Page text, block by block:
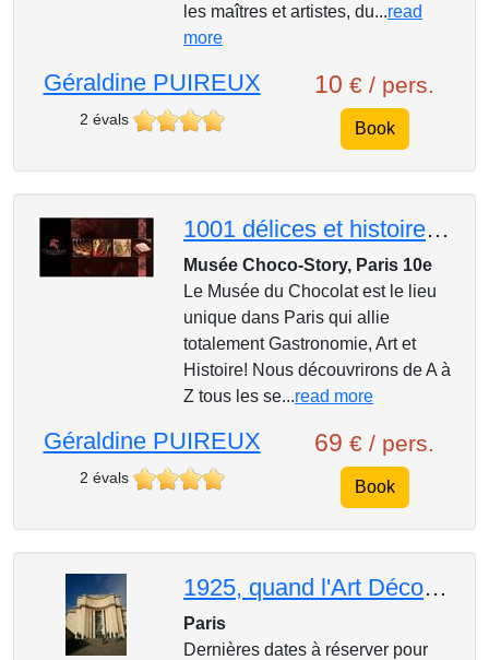
les maîtres et artistes, du...read
more
Géraldine PUIREUX
2 évals
10 € / pers.
Book
1001 délices et histoires au Musée du Chocolat! Visite-guidée et atelier : participatif et gustatif!
Musée Choco-Story, Paris 10e
Le Musée du Chocolat est le lieu
unique dans Paris qui allie
totalement Gastronomie, Art et
Histoire! Nous découvrirons de A à
Z tous les se...read more
Géraldine PUIREUX
2 évals
69 € / pers.
Book
1925, quand l'Art Déco séduit le monde
Paris
Dernières dates à réserver pour